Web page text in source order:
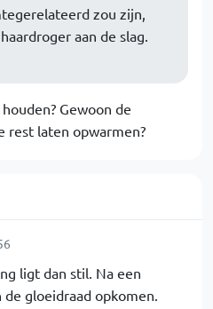
zou zijn,
aan de slag.
Gewoon de
rest laten opwarmen?
ligt dan stil. Na een
gloeidraad opkomen.